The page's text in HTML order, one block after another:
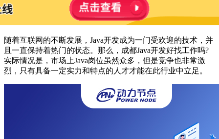
随着互联网的不断发展，Java开发成为一门受欢迎的技术，并
且一直保持着热门的状态。那么，成都Java开发好找工作吗?
实际情况是，市场上Java岗位虽然众多，但是竞争也非常激
烈，只有具备一定实力和特点的人才才能在此行业中立足。